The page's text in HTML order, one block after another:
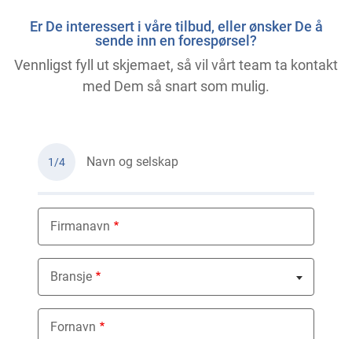
Er De interessert i våre tilbud, eller ønsker De å
sende inn en forespørsel?
Vennligst fyll ut skjemaet, så vil vårt team ta kontakt
med Dem så snart som mulig.
1/4 Navn og selskap
Firmanavn
Bransje
Nothing selected
Fornavn